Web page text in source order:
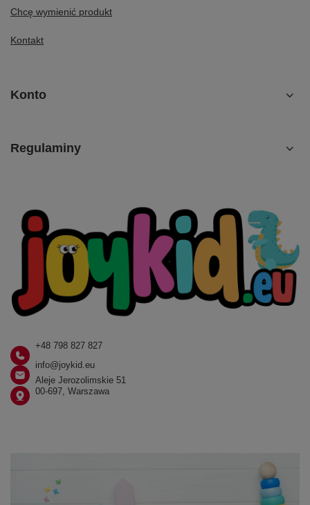
Chcę wymienić produkt
Kontakt
Konto
Regulaminy
+48 798 827 827
info@joykid.eu
Aleje Jerozolimskie 51
00-697, Warszawa